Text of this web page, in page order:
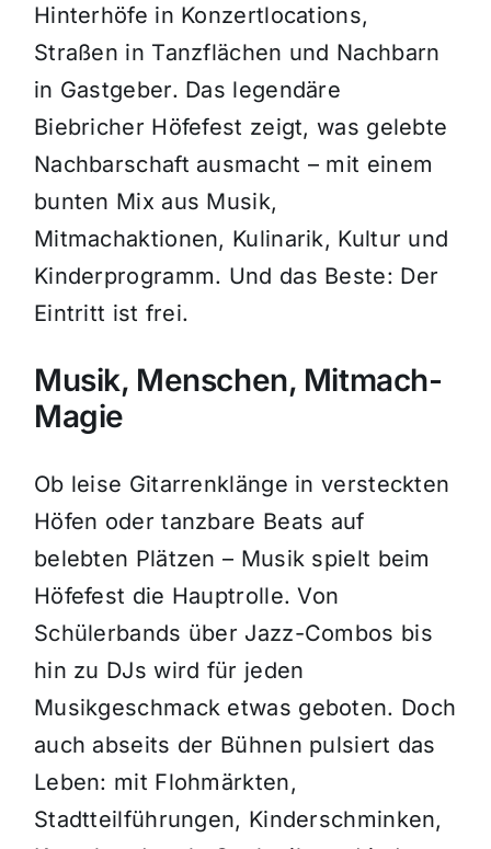
Hinterhöfe in Konzertlocations,
Straßen in Tanzflächen und Nachbarn
in Gastgeber. Das legendäre
Biebricher Höfefest zeigt, was gelebte
Nachbarschaft ausmacht – mit einem
bunten Mix aus Musik,
Mitmachaktionen, Kulinarik, Kultur und
Kinderprogramm. Und das Beste: Der
Eintritt ist frei.
Musik, Menschen, Mitmach-
Magie
Ob leise Gitarrenklänge in versteckten
Höfen oder tanzbare Beats auf
belebten Plätzen – Musik spielt beim
Höfefest die Hauptrolle. Von
Schülerbands über Jazz-Combos bis
hin zu DJs wird für jeden
Musikgeschmack etwas geboten. Doch
auch abseits der Bühnen pulsiert das
Leben: mit Flohmärkten,
Stadtteilführungen, Kinderschminken,